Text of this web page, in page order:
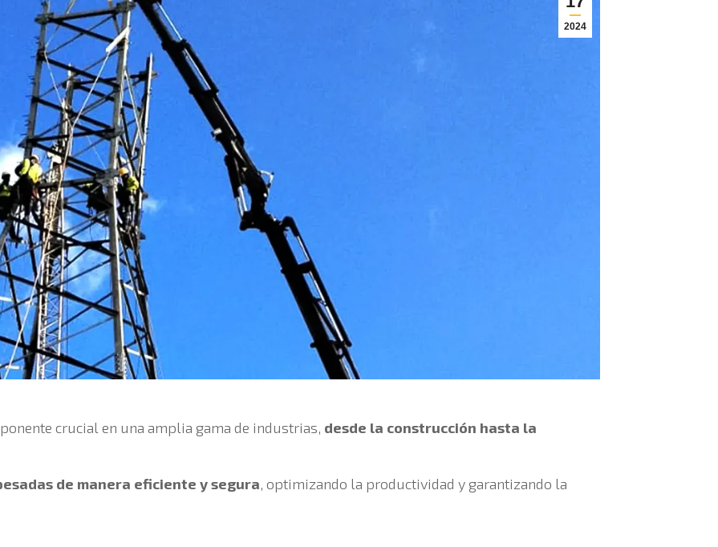
2024
crucial en una amplia gama de industrias, desde la construcción hasta la
de manera eficiente y segura, optimizando la productividad y garantizando la